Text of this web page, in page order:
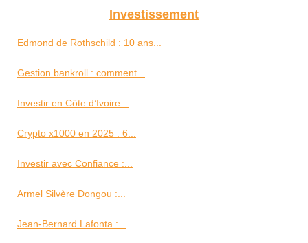
Investissement
Edmond de Rothschild : 10 ans...
Gestion bankroll : comment...
Investir en Côte d’Ivoire...
Crypto x1000 en 2025 : 6...
Investir avec Confiance :...
Armel Silvère Dongou :...
Jean-Bernard Lafonta :...